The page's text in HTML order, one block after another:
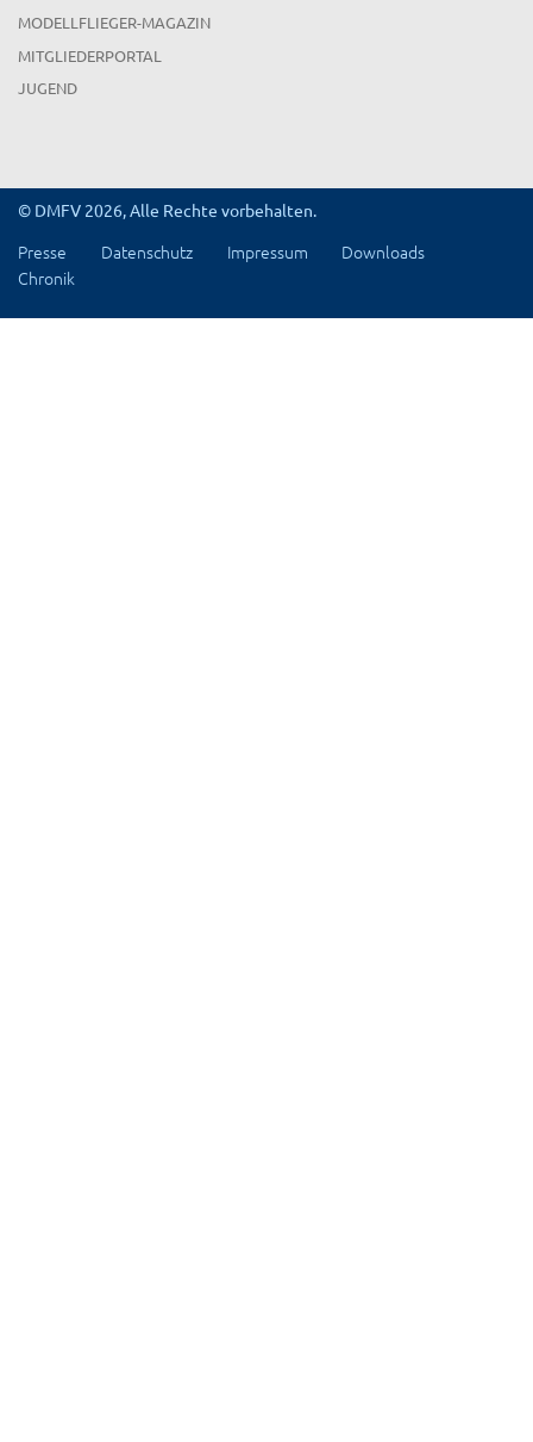
MODELLFLIEGER-MAGAZIN
MITGLIEDERPORTAL
JUGEND
© DMFV 2026, Alle Rechte vorbehalten.
Presse Datenschutz Impressum
Downloads
Chronik